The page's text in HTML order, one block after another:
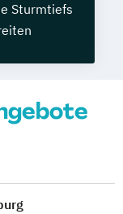
Sturmtiefs